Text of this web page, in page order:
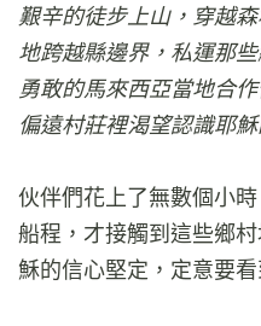
艱辛的徒步上山，穿越
地跨越縣邊界，私運那
勇敢的馬來西亞當地合
偏遠村莊裡渴望認識耶
伙伴們花上了無數個小
船程，才接觸到這些鄉
穌的信心堅定，定意要